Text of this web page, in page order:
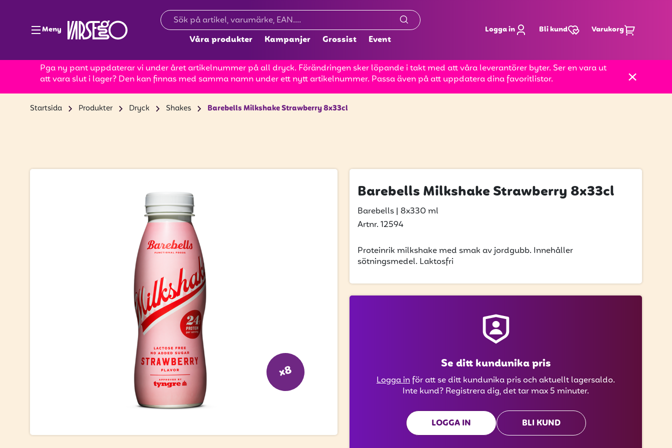
Meny
Våra produkter Kampanjer Grossist Event
Logga in Bli kund Varukorg
Pga ny pant uppdaterar vi under året artikelnummer på all dryck. Förändringen sker löpande i takt med att våra leverantörer byter. Ser en vara ut
att vara slut i lager? Den kan finnas med samma namn under ett nytt artikelnummer. Passa även på att uppdatera dina favoritlistor.
Startsida Produkter Dryck Shakes Barebells Milkshake Strawberry 8x33cl
x8
Barebells Milkshake Strawberry 8x33cl
Barebells | 8x330 ml
Artnr. 12594
Proteinrik milkshake med smak av jordgubb. Innehåller
sötningsmedel. Laktosfri
Se ditt kundunika pris
Logga inför att se ditt kundunika pris och aktuellt lagersaldo.
Inte kund? Registrera dig, det tar max 5 minuter.
LOGGA IN BLI KUND